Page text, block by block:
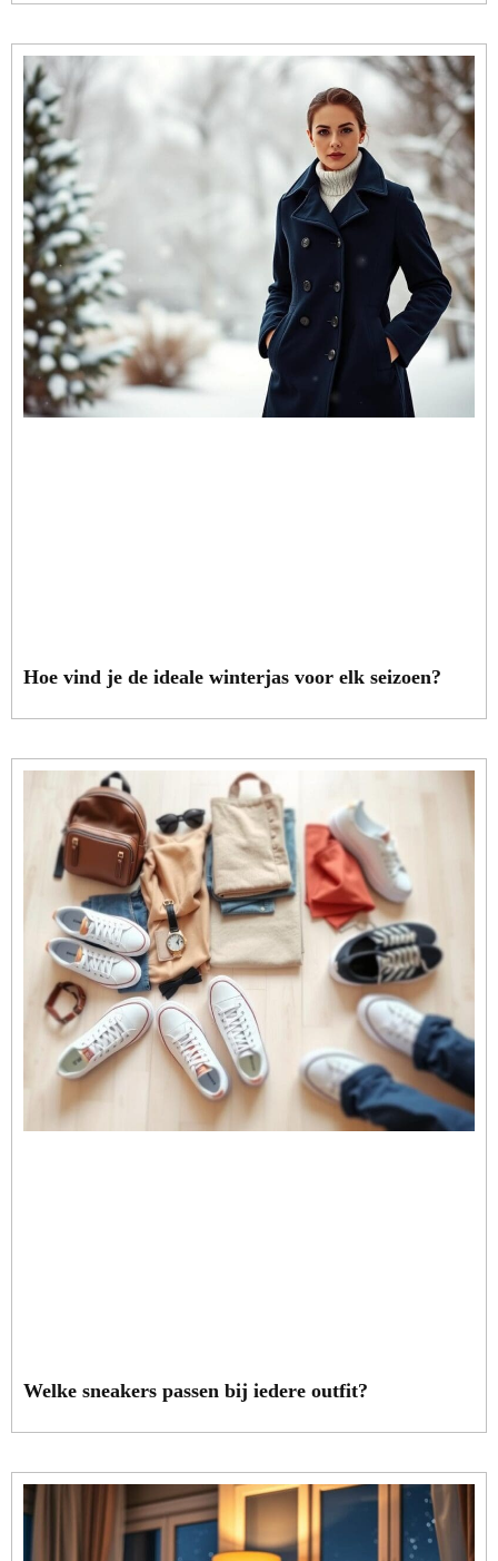
Hoe vind je de ideale winterjas voor elk seizoen?
Welke sneakers passen bij iedere outfit?